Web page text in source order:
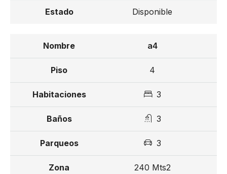
Disponible
a4
4
3
3
3
240 Mts2